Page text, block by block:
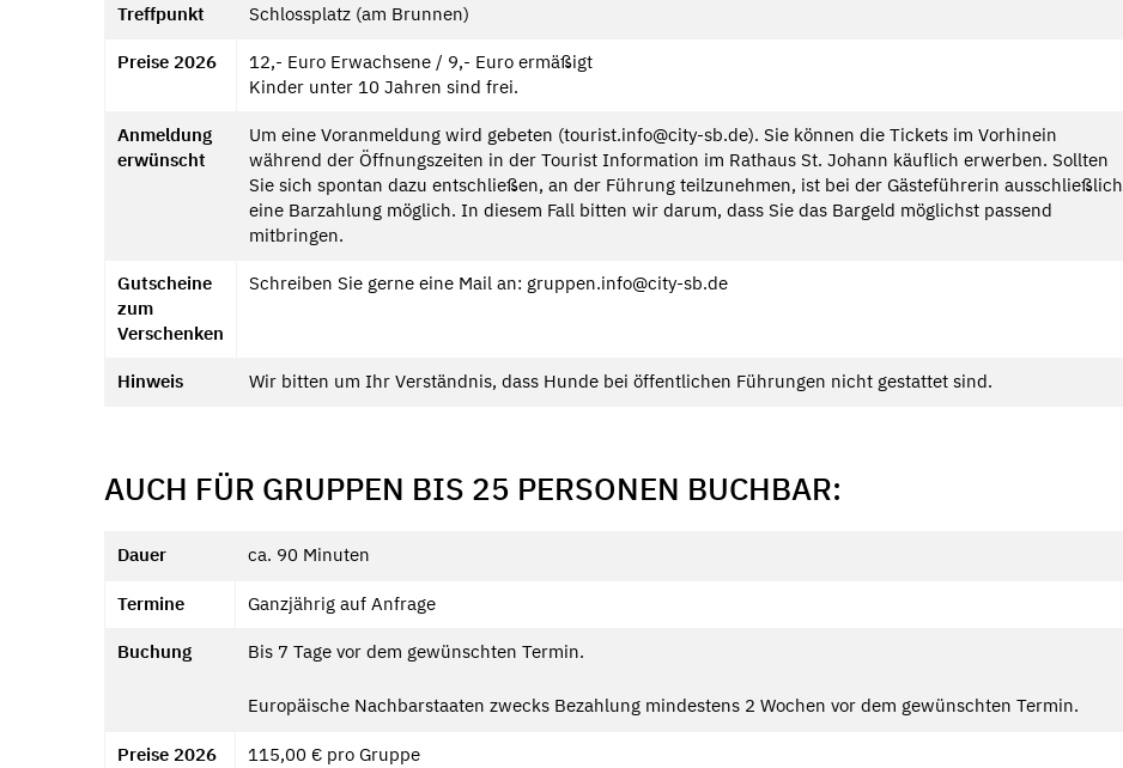
Treffpunkt Schlossplatz (am Brunnen)
Preise 2026
12,- Euro Erwachsene / 9,- Euro ermäßigt
Kinder unter 10 Jahren sind frei.
Anmeldung
erwünscht
Um eine Voranmeldung wird gebeten (tourist.info@city-sb.de). Sie können die Tickets im Vorhinein
während der Öffnungszeiten in der Tourist Information im Rathaus St. Johann käuflich erwerben. Sollten
Sie sich spontan dazu entschließen, an der Führung teilzunehmen, ist bei der Gästeführerin ausschließlich
eine Barzahlung möglich. In diesem Fall bitten wir darum, dass Sie das Bargeld möglichst passend
mitbringen.
Gutscheine
zum
Verschenken
Schreiben Sie gerne eine Mail an: gruppen.info@city-sb.de
Hinweis Wir bitten um Ihr Verständnis, dass Hunde bei öffentlichen Führungen nicht gestattet sind.
AUCH FÜR GRUPPEN BIS 25 PERSONEN BUCHBAR:
Dauer ca. 90 Minuten
Termine Ganzjährig auf Anfrage
Buchung Bis 7 Tage vor dem gewünschten Termin.
Europäische Nachbarstaaten zwecks Bezahlung mindestens 2 Wochen vor dem gewünschten Termin.
Preise 2026 115,00 € pro Gruppe